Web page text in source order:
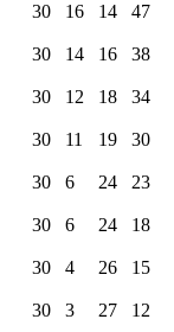
30 16 14 47
30 14 16 38
30 12 18 34
30 11 19 30
30 6 24 23
30 6 24 18
30 4 26 15
30 3 27 12